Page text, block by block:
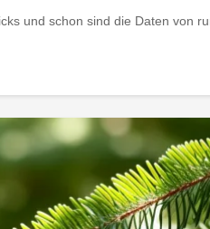
und schon sind die Daten von